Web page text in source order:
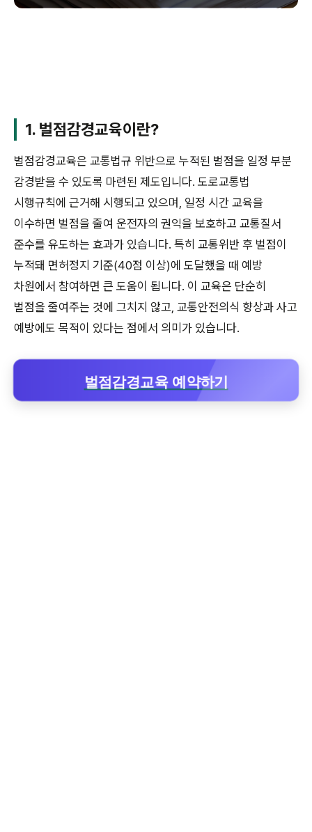
1. 벌점감경교육이란?
벌점감경교육은 교통법규 위반으로 누적된 벌점을 일정 부분
감경받을 수 있도록 마련된 제도입니다. 도로교통법
시행규칙에 근거해 시행되고 있으며, 일정 시간 교육을
이수하면 벌점을 줄여 운전자의 권익을 보호하고 교통질서
준수를 유도하는 효과가 있습니다. 특히 교통위반 후 벌점이
누적돼 면허정지 기준(40점 이상)에 도달했을 때 예방
차원에서 참여하면 큰 도움이 됩니다. 이 교육은 단순히
벌점을 줄여주는 것에 그치지 않고, 교통안전의식 향상과 사고
예방에도 목적이 있다는 점에서 의미가 있습니다.
벌점감경교육 예약하기